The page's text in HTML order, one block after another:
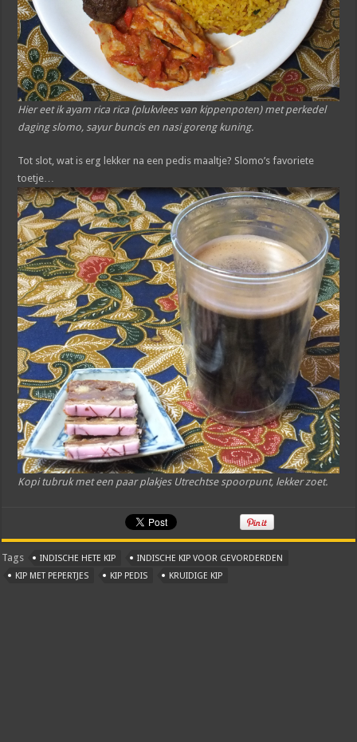
Hier eet ik ayam rica rica (plukvlees van kippenpoten) met perkedel
daging slomo, sayur buncis en nasi goreng kuning.
Tot slot, wat is erg lekker na een pedis maaltje? Slomo’s favoriete
toetje…
Kopi tubruk met een paar plakjes Utrechtse spoorpunt, lekker zoet.
Tags INDISCHE HETE KIP
INDISCHE KIP VOOR GEVORDERDEN
KIP MET PEPERTJES
KIP PEDIS KRUIDIGE KIP